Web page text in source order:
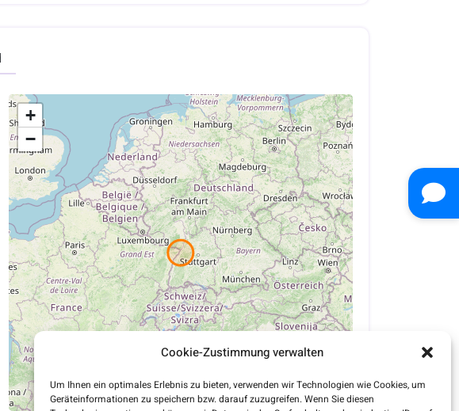
Cookie-Zustimmung verwalten
Um Ihnen ein optimales Erlebnis zu bieten, verwenden wir Technologien wie Cookies, um
Geräteinformationen zu speichern bzw. darauf zuzugreifen. Wenn Sie diesen
+
−
Leaflet| ©OpenStreetMapcontributors